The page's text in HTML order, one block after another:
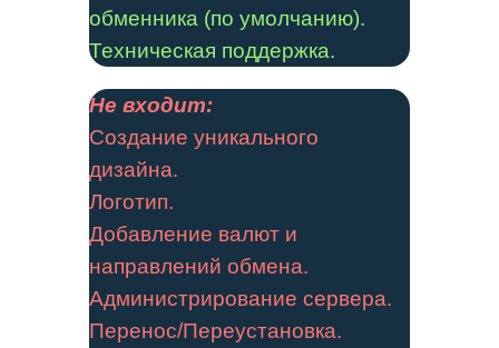
обменника (по умолчанию).
Техническая поддержка.
Не входит:
Создание уникального
дизайна.
Логотип.
Добавление валют и
направлений обмена.
Администрирование сервера.
Перенос/Переустановка.